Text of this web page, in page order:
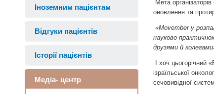
Іноземним пацієнтам
Відгуки пацієнтів
Історії пацієнтів
Медіа- центр
Мета
оновлення та
«Movember у
науково-
друзями й
І хоч цьогорічний
ізраїльської
сечовивідної